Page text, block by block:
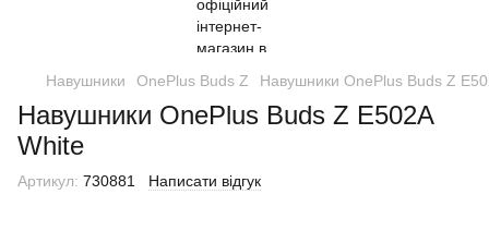
Навушники OnePlus Buds Z Навушники OnePlus Buds Z
Навушники OnePlus Buds Z E502A
White
Артикул: 730881 Написати відгук